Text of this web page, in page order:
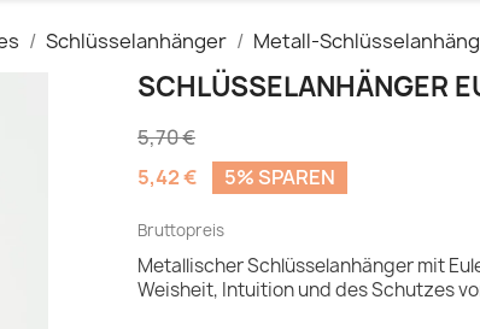
Schlüsselanhänger Metall-
SCHLÜSSELANHÄNGER
5,70 €
5,42 €
5% SPAREN
Bruttopreis
Metallischer Schlüsselanhänger mit
Weisheit, Intuition und des Schutzes